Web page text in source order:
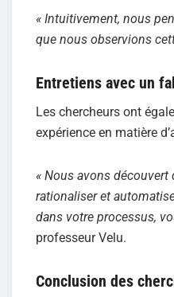
« Intuitivement, nous
que nous observions
Entretiens avec un
Les chercheurs ont
expérience en matière
« Nous avons découvert
rationaliser et
dans votre processus,
professeur Velu.
Conclusion des